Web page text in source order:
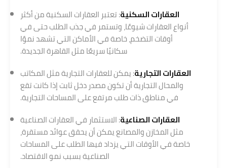
العقارات السكنية: تعتبر العقارات السكنية من أكثر
أنواع العقارات شيوعًا، وتستمر في جذب الطلب حتى في
أوقات التضخم، خاصة في الأماكن التي تشهد نموًا
سكانيًا سريعًا مثل القاهرة الجديدة.
العقارات التجارية: يمكن للعقارات التجارية مثل المكاتب
والمحال التجارية أن تكون مصدر دخل ثابت إذا كانت تقع
في مناطق ذات طلب مرتفع على المساحات التجارية.
العقارات الصناعية: الاستثمار في العقارات الصناعية
مثل المخازن والمصانع يمكن أن يحقق عوائد مستقرة،
خاصة في الأوقات التي يزداد فيها الطلب على المساحات
الصناعية بسبب نمو الاقتصاد.